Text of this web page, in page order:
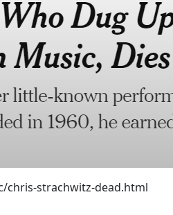
chris-strachwitz-dead.html